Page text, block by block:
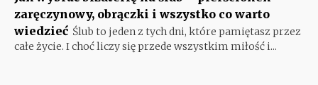
zaręczynowy, obrączki i wszystko co warto
wiedzieć Ślub to jeden z tych dni, które pamiętasz przez
całe życie. I choć liczy się przede wszystkim miłość i...